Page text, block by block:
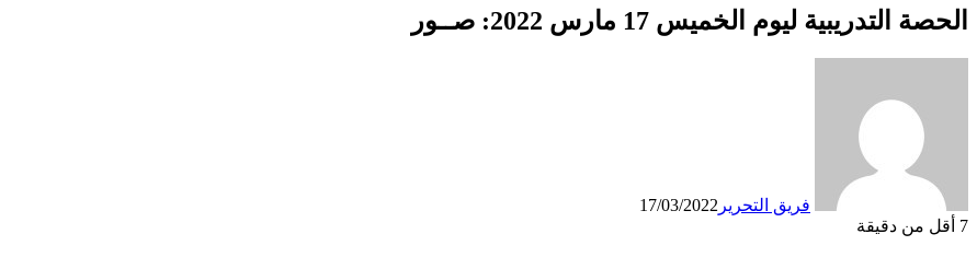
الحصة التدريبية ليوم الخميس 17 مارس 2022: صــور
فريق التحرير 17/03/2022
7 أقل من دقيقة